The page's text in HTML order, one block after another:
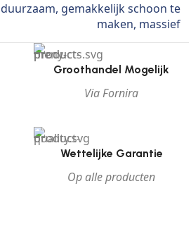
duurzaam, gemakkelijk schoon te
maken, massief
Groothandel Mogelijk
Via Fornira
Wettelijke Garantie
Op alle producten